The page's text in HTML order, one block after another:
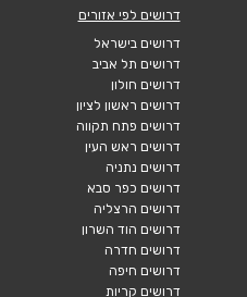
דרושים לפי אזורים
דרושים בישראל
דרושים תל אביב
דרושים חולון
דרושים ראשון לציון
דרושים פתח תקווה
דרושים ראש העין
דרושים נתניה
דרושים כפר סבא
דרושים הרצליה
דרושים הוד השרון
דרושים חדרה
דרושים חיפה
דרושים קריות